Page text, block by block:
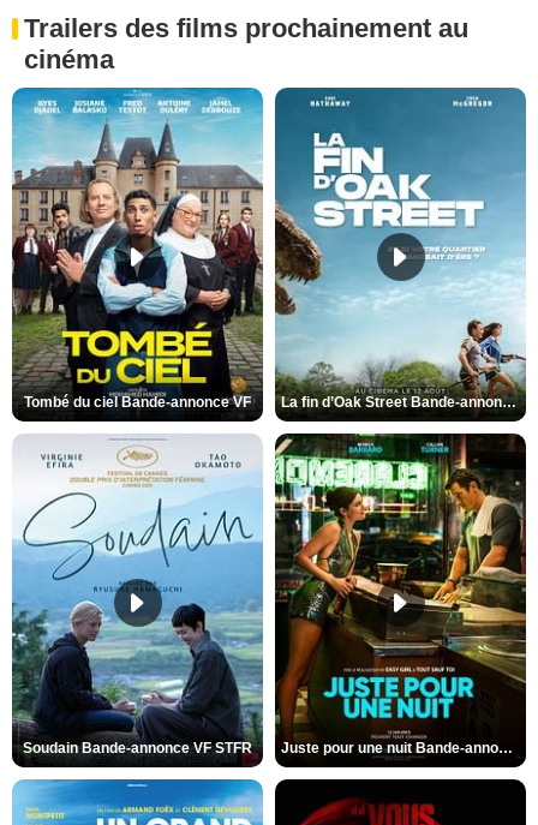
Trailers des films prochainement au
cinéma
Tombé du ciel Bande-annonce VF La fin d’Oak Street Bande-annonce VO STFR
Soudain Bande-annonce VF STFR Juste pour une nuit Bande-annonce VO STFR